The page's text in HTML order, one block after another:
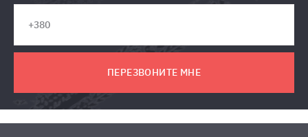
ПЕРЕЗВОНИТЕ МНЕ